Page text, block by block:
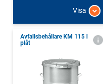
Visa
Avfallsbehållare KM 115 l
plåt